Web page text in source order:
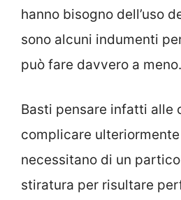
hanno bisogno dell’uso
sono alcuni indumenti
può fare davvero a meno.
Basti pensare infatti alle
complicare
necessitano di un
stiratura per risultare